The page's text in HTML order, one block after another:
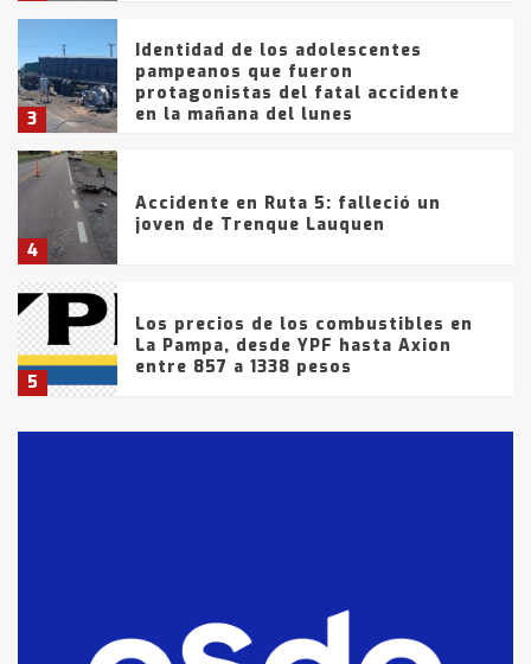
3
Identidad de los adolescentes
pampeanos que fueron
protagonistas del fatal accidente
en la mañana del lunes
4
Accidente en Ruta 5: falleció un
joven de Trenque Lauquen
5
Los precios de los combustibles en
La Pampa, desde YPF hasta Axion
entre 857 a 1338 pesos
fueron detenidos por
comercialización de drogas en la
tarde del sábado